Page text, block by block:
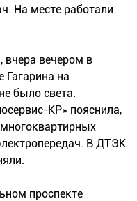
На месте работали
вечером в
Гагарина на
было света.
КР» пояснила,
В ДТЭК
проспекте